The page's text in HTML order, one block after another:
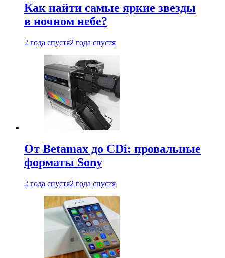
Как найти самые яркие звезды
в ночном небе?
2 года спустя2 года спустя
От Betamax до CDi: провальные
форматы Sony
2 года спустя2 года спустя